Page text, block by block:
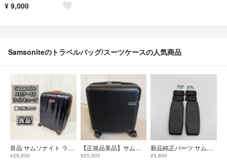
¥ 9,000
Samsoniteのトラベルバッグ/スーツケースの人気商品
良品 サムソナイト ライトキューブ スピナー55 機内持込 Samsonite ブラックレーベル
¥29,500
【正規品美品】サムソナイト Stem スピナー44 1〜3泊 キャリーケース
¥25,500
新品純正パーツ サムソナイト コスモライト シリーズ1&2 スーツケース ヒンジ
¥5,800